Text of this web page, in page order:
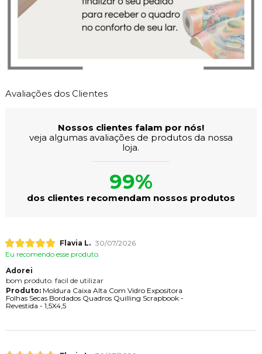
Avaliações dos Clientes
Nossos clientes falam por nós!
veja algumas avaliações de produtos da nossa
loja.
99%
dos clientes recomendam nossos produtos
Flavia L. 30/07/2026
Eu recomendo esse produto.
Adorei
bom produto. facil de utilizar
Produto:Moldura Caixa Alta Com Vidro Expositora
Folhas Secas Bordados Quadros Quilling Scrapbook -
Revestida - 1,5X4,5